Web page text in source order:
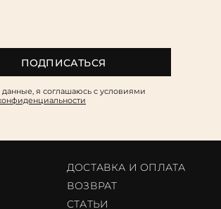
ПОДПИСАТЬСЯ
я соглашаюсь c условиями
ДОСТАВКА И ОПЛАТА
ВОЗВРАТ
CТАТЬИ